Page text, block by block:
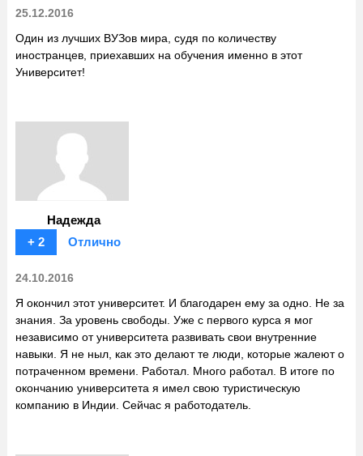
25.12.2016
Один из лучших ВУЗов мира, судя по количеству
иностранцев, приехавших на обучения именно в этот
Университет!
Надежда
+ 2
Отлично
24.10.2016
Я окончил этот университет. И благодарен ему за одно. Не за
знания. За уровень свободы. Уже с первого курса я мог
независимо от университета развивать свои внутренние
навыки. Я не ныл, как это делают те люди, которые жалеют о
потраченном времени. Работал. Много работал. В итоге по
окончанию университета я имел свою туристическую
компанию в Индии. Сейчас я работодатель.